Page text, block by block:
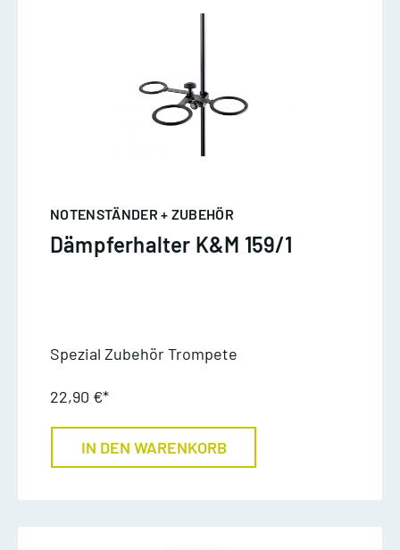
NOTENSTÄNDER + ZUBEHÖR
Dämpferhalter K&M 159/1
Spezial Zubehör Trompete
22,90 €*
IN DEN WARENKORB